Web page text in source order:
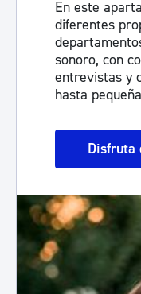
En este
diferentes
sonoro, con
entrevistas y
hasta
Disfruta